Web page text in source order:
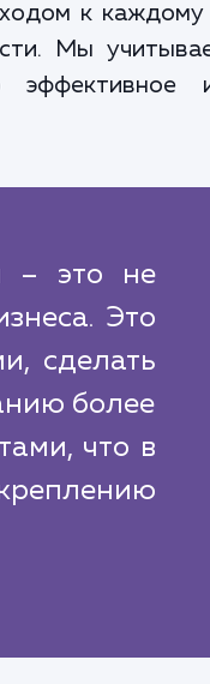
к
Мы
– это не
Это
сделать
более
что в